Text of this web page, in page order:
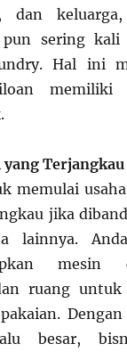
dan
pun sering kali
Hal ini
memiliki
yang Terjangkau
memulai
jika
lainnya.
mesin
ruang untuk
besar,